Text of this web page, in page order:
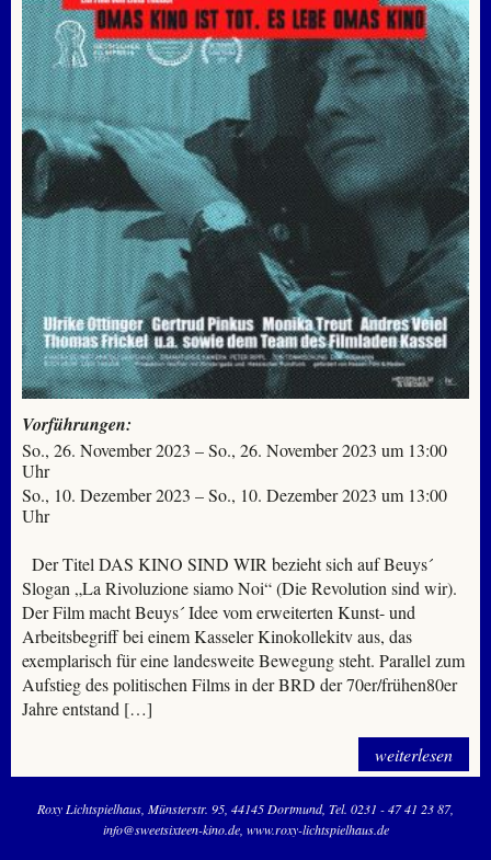
Vorführungen:
So., 26. November 2023 – So., 26. November 2023 um 13:00
Uhr
So., 10. Dezember 2023 – So., 10. Dezember 2023 um 13:00
Uhr
Der Titel DAS KINO SIND WIR bezieht sich auf Beuys´
Slogan „La Rivoluzione siamo Noi“ (Die Revolution sind wir).
Der Film macht Beuys´ Idee vom erweiterten Kunst- und
Arbeitsbegriff bei einem Kasseler Kinokollekitv aus, das
exemplarisch für eine landesweite Bewegung steht. Parallel zum
Aufstieg des politischen Films in der BRD der 70er/frühen80er
Jahre entstand […]
weiterlesen
Roxy Lichtspielhaus Münsterstr. 95 44145 Dortmund Tel. 0231 - 47 41 23 87
info@sweetsixteen-kino.de www.roxy-lichtspielhaus.de